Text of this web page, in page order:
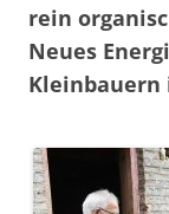
rein
Neues
Kleinbauern